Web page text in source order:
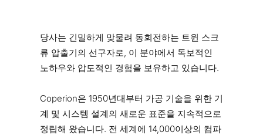
당사는 긴밀하게 맞물려 동회전하는 트윈 스크
류 압출기의 선구자로, 이 분야에서 독보적인
노하우와 압도적인 경험을 보유하고 있습니다.
Coperion은 1950년대부터 가공 기술을 위한 기
계 및 시스템 설계의 새로운 표준을 지속적으로
정립해 왔습니다. 전 세계에 14,000이상의 컴파